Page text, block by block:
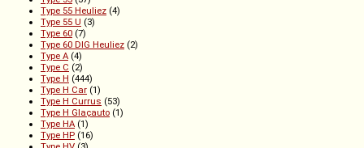
Type 55 Heuliez (4)
Type 55 U (3)
Type 60 (7)
Type 60 DIG Heuliez (2)
Type A (4)
Type C (2)
Type H (444)
Type H Car (1)
Type H Currus (53)
Type H Glaçauto (1)
Type HA (1)
Type HP (16)